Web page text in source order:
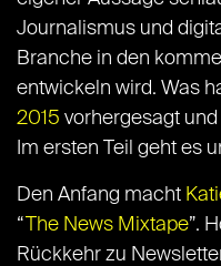
Journalismus und
Branche in den
entwickeln wird. Was
2015 vorhergesagt
Im ersten Teil geht es
Den Anfang macht
“The News Mixtape”.
Rückkehr zu